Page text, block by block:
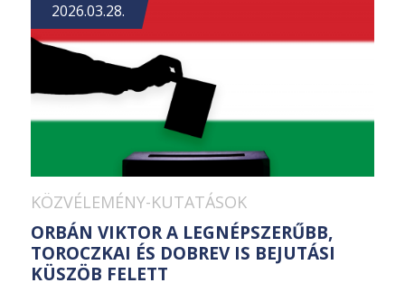
2026.03.28.
KÖZVÉLEMÉNY-KUTATÁSOK
ORBÁN VIKTOR A LEGNÉPSZERŰBB,
TOROCZKAI ÉS DOBREV IS BEJUTÁSI
KÜSZÖB FELETT